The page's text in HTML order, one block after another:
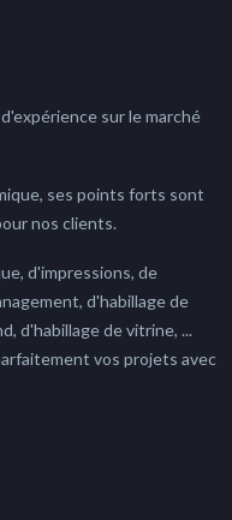
sur le marché
ses points forts sont
nos clients.
d'impressions, de
d'habillage de
d'habillage de vitrine, ...
vos projets avec